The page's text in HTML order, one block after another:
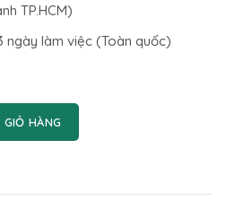
TP.HCM)
làm việc (Toàn quốc)
HÀNG